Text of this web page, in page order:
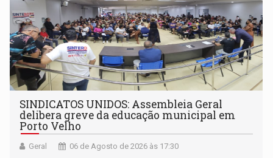
SINDICATOS UNIDOS: Assembleia Geral
delibera greve da educação municipal em
Porto Velho
Geral 06 de Agosto de 2026 às 17:30